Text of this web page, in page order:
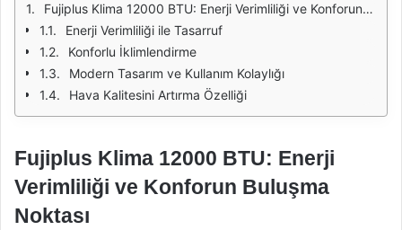
Fujiplus Klima 12000 BTU: Enerji Verimliliği ve Konforun Buluşma Noktası
Enerji Verimliliği ile Tasarruf
Konforlu İklimlendirme
Modern Tasarım ve Kullanım Kolaylığı
Hava Kalitesini Artırma Özelliği
Fujiplus Klima 12000 BTU: Enerji
Verimliliği ve Konforun Buluşma
Noktası